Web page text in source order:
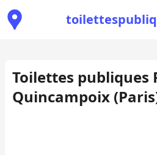
Toilettes publiques
Quincampoix